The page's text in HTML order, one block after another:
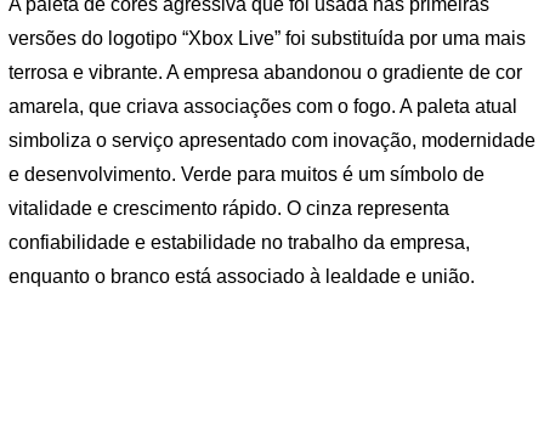
A paleta de cores agressiva que foi usada nas primeiras
versões do logotipo “Xbox Live” foi substituída por uma mais
terrosa e vibrante. A empresa abandonou o gradiente de cor
amarela, que criava associações com o fogo. A paleta atual
simboliza o serviço apresentado com inovação, modernidade
e desenvolvimento. Verde para muitos é um símbolo de
vitalidade e crescimento rápido. O cinza representa
confiabilidade e estabilidade no trabalho da empresa,
enquanto o branco está associado à lealdade e união.